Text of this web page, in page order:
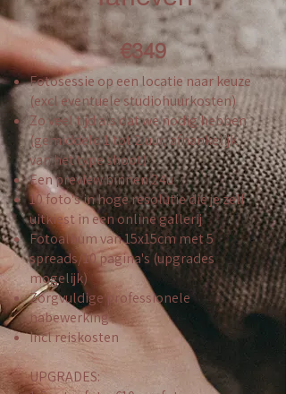
€349
Fotosessie op een locatie naar keuze
(excl eventuele studiohuurkosten)
Zo veel tijd als dat we nodig hebben
(gemiddeld 1 tot 2 uur, afhankelijk
van het type shoot)
Een preview binnen 24u
10 foto's in hoge resolutie die je zelf
uitkiest in een online gallerij
Fotoalbum van 15x15cm met 5
spreads/10 pagina's (upgrades
mogelijk)
Zorgvuldige professionele
nabewerking
Incl reiskosten
UPGRADES: